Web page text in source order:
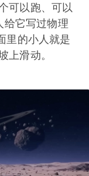
可以跑、可以
给它写过物理
里的小人就是
上滑动。